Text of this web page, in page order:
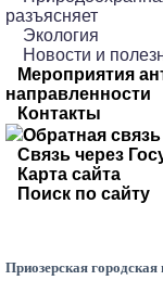
разъясняет
Экология
Новости и
Мероприятия
направленности
Контакты
Обратная связь
Связь через
Карта сайта
Поиск по сайту
Приозерская городская